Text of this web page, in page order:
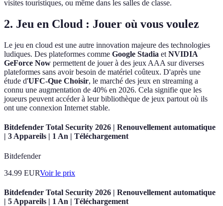
visites touristiques, ou même dans les salles de classe.
2. Jeu en Cloud : Jouer où vous voulez
Le jeu en cloud est une autre innovation majeure des technologies
ludiques. Des plateformes comme Google Stadia et NVIDIA
GeForce Now permettent de jouer à des jeux AAA sur diverses
plateformes sans avoir besoin de matériel coûteux. D'après une
étude d'UFC-Que Choisir, le marché des jeux en streaming a
connu une augmentation de 40% en 2026. Cela signifie que les
joueurs peuvent accéder à leur bibliothèque de jeux partout où ils
ont une connexion Internet stable.
Bitdefender Total Security 2026 | Renouvellement automatique
| 3 Appareils | 1 An | Téléchargement
Bitdefender
34.99 EURVoir le prix
Bitdefender Total Security 2026 | Renouvellement automatique
| 5 Appareils | 1 An | Téléchargement